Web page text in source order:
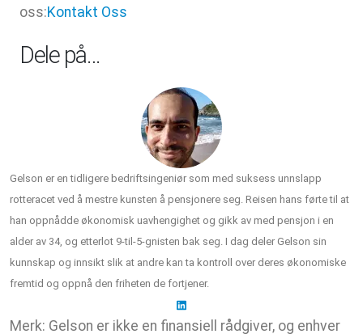
oss:Kontakt Oss
Dele på…
Gelson er en tidligere bedriftsingeniør som med suksess unnslapp
rotteracet ved å mestre kunsten å pensjonere seg. Reisen hans førte til at
han oppnådde økonomisk uavhengighet og gikk av med pensjon i en
alder av 34, og etterlot 9-til-5-gnisten bak seg. I dag deler Gelson sin
kunnskap og innsikt slik at andre kan ta kontroll over deres økonomiske
fremtid og oppnå den friheten de fortjener.
Merk: Gelson er ikke en finansiell rådgiver, og enhver